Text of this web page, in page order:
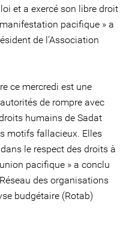
et a exercé son libre droit
pacifique » a
de l’Association
ce mercredi est une
de rompre avec
humains de Sadat
motifs fallacieux. Elles
le respect des droits à
pacifique » a conclu
des organisations
budgétaire (Rotab)